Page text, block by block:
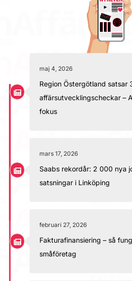
maj 4, 2026
Region Östergötland satsar
affärsutvecklingscheckar –
fokus
mars 17, 2026
Saabs rekordår: 2 000 nya
satsningar i Linköping
februari 27, 2026
Fakturafinansiering – så
småföretag